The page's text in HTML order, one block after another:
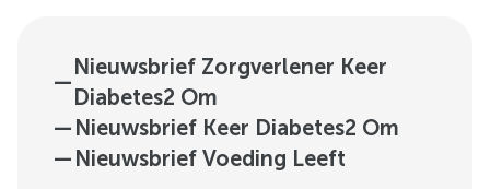
—
Nieuwsbrief Zorgverlener Keer
Diabetes2 Om
— Nieuwsbrief Keer Diabetes2 Om
— Nieuwsbrief Voeding Leeft